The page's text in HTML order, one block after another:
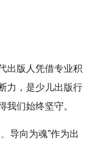
出版人凭借专业积
力，是少儿出版行
我们始终坚守。
导向为魂”作为出